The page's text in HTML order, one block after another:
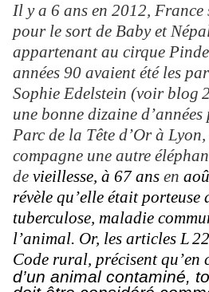
Il y a 6 ans en 2012, France
pour le sort de Baby et
appartenant au cirque
années 90 avaient été les
Sophie Edelstein (voir blog
une bonne dizaine
Parc de la Tête d’Or à
compagne une autre
de vieillesse, à 67 ans en
révèle qu’elle était
tuberculose, maladie
l’animal. Or, les articles L
Code rural, précisentqu’en
d’un animal contaminé,